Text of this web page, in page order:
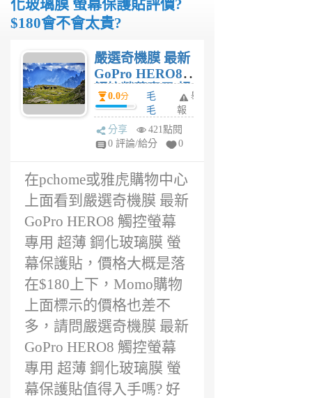
化玻璃膜 螢幕保護貼評價?
$180會不會太貴?
嚴選奇機膜 最新
GoPro HERO8
觸控螢幕專用 超
薄 鋼化玻璃膜 螢
幕保護貼評價?
$180會不會太
貴?
0.0分
毛
毛
1
年
舉
報
分享
421點閱
0 評論/給分
0
在pchome或雅虎購物中心
上面看到嚴選奇機膜 最新
GoPro HERO8 觸控螢幕
專用 超薄 鋼化玻璃膜 螢
幕保護貼，價格大概是落
在$180上下，Momo購物
上面標示的價格也差不
多，請問嚴選奇機膜 最新
GoPro HERO8 觸控螢幕
專用 超薄 鋼化玻璃膜 螢
幕保護貼值得入手嗎? 好